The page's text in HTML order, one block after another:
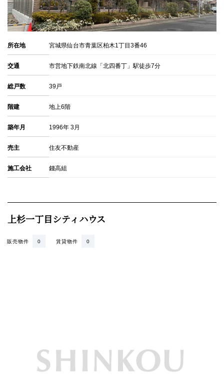
所在地 宮城県仙台市青葉区柏木1丁目3番46
交通 市営地下鉄南北線「北四番丁」駅徒歩7分
総戸数 39戸
階建 地上6階
築年月 1996年 3月
売主 住友不動産
施工会社 錢高組
上杉一丁目シティハウス
賃貸物件 0
販売物件 0